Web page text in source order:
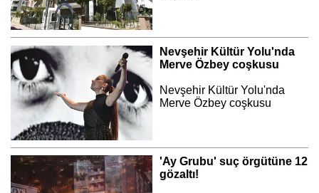
Nevşehir Kültür Yolu'nda
Merve Özbey coşkusu
Nevşehir Kültür Yolu'nda
Merve Özbey coşkusu
'Ay Grubu' suç örgütüne 12
gözaltı!